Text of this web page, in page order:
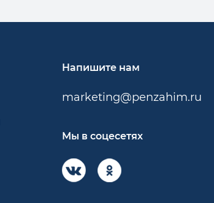
Напишите нам
marketing@penzahim.ru
Мы в соцесетях